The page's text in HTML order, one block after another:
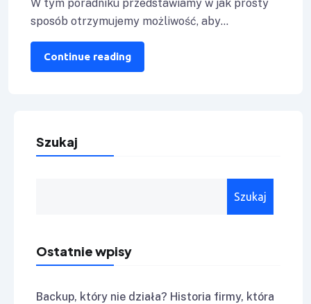
W tym poradniku przedstawiamy w jak prosty
sposób otrzymujemy możliwość, aby
zsynchronizować dane pomiędzy dwoma
instancjami MS SQL Server. Co
Continue reading
Szukaj
Szukaj
Ostatnie wpisy
Backup, który nie działa? Historia firmy, która